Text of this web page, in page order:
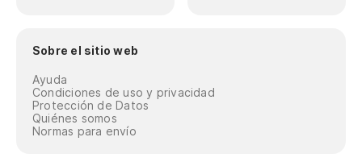
Sobre el sitio web
Ayuda
Condiciones de uso y privacidad
Protección de Datos
Quiénes somos
Normas para envío